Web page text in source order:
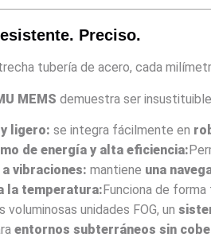
Preciso.
tubería de acero, cada
MEMS demuestra ser insustituible.
ligero: se integra fácilmente en
de energía y alta eficiencia:
vibraciones: mantiene una
la temperatura:Funciona de forma
voluminosas unidades FOG, un
entornos subterráneos sin